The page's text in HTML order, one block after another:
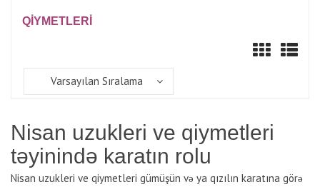
QIYMETLERI
Varsayılan Sıralama
Nisan uzukleri ve qiymetleri
təyinində karatın rolu
Nisan uzukleri ve qiymetleri gümüşün və ya qızılın karatına görə